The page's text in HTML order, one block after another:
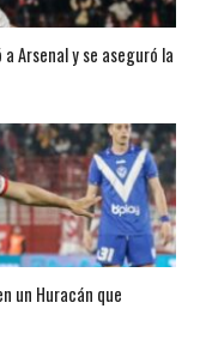
Arsenal y se aseguró la
un Huracán que